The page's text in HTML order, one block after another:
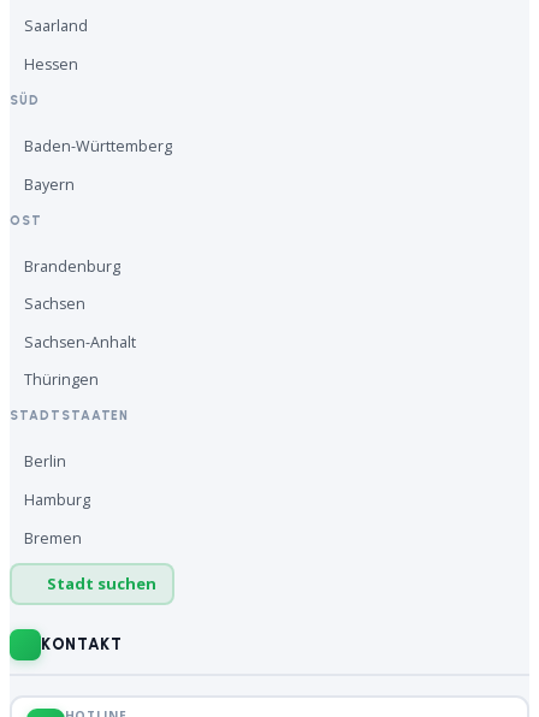
Saarland
Hessen
SÜD
Baden-Württemberg
Bayern
OST
Brandenburg
Sachsen
Sachsen-Anhalt
Thüringen
STADTSTAATEN
Berlin
Hamburg
Bremen
Stadt suchen
KONTAKT